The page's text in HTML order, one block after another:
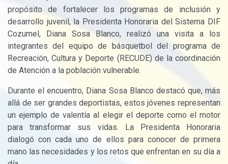
propósito de fortalecer los programas de inclusión y
desarrollo juvenil, la Presidenta Honoraria del Sistema DIF
Cozumel, Diana Sosa Blanco, realizó una visita a los
integrantes del equipo de básquetbol del programa de
Recreación, Cultura y Deporte (RECUDE) de la coordinación
de Atención a la población vulnerable.
Durante el encuentro, Diana Sosa Blanco destacó que, más
allá de ser grandes deportistas, estos jóvenes representan
un ejemplo de valentía al elegir el deporte como el motor
para transformar sus vidas. La Presidenta Honoraria
dialogó con cada uno de ellos para conocer de primera
mano las necesidades y los retos que enfrentan en su día a